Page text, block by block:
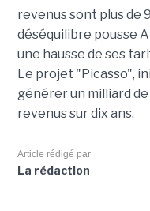
revenus sont plus de
déséquilibre pousse
une hausse de ses
Le projet "Picasso",
générerun milliard
revenus sur dix ans.
Article rédigé par
La rédaction